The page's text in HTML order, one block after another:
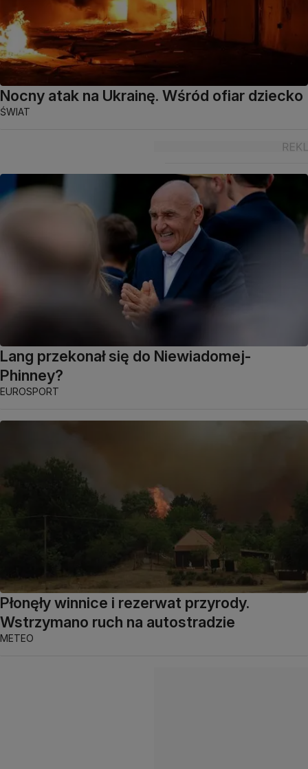
Nocny atak na Ukrainę. Wśród ofiar dziecko
ŚWIAT
Lang przekonał się do Niewiadomej-
Phinney?
EUROSPORT
Płonęły winnice i rezerwat przyrody.
Wstrzymano ruch na autostradzie
METEO